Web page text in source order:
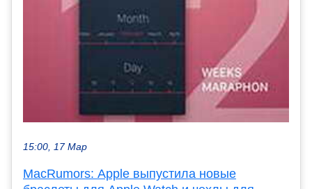
15:00, 17 Мар
MacRumors: Apple выпустила новые